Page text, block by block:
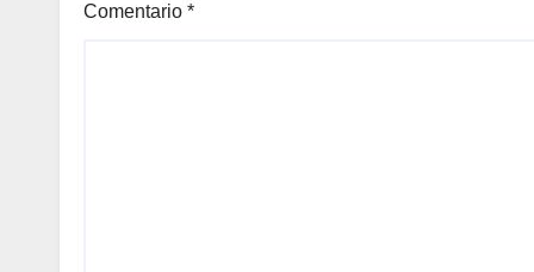
Comentario *